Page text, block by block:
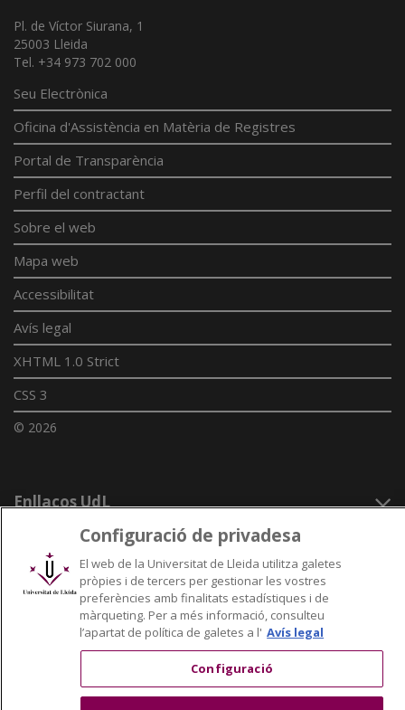
Pl. de Víctor Siurana, 1
25003 Lleida
Tel. +34 973 702 000
Seu Electrònica
Oficina d'Assistència en Matèria de Registres
Portal de Transparència
Perfil del contractant
Sobre el web
Mapa web
Accessibilitat
Avís legal
XHTML 1.0 Strict
CSS 3
© 2026
Enllaços UdL
Xarxes universitàries
Configuració de privadesa
El web de la Universitat de Lleida utilitza galetes
pròpies i de tercers per gestionar les vostres
preferències amb finalitats estadístiques i de
màrqueting. Per a més informació, consulteu
l’apartat de política de galetes a l' Avís legal
Configuració